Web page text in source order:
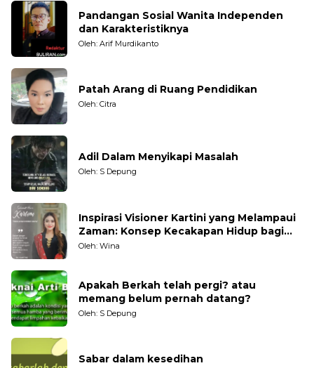
Pandangan Sosial Wanita Independen
dan Karakteristiknya
Oleh: Arif Murdikanto
Patah Arang di Ruang Pendidikan
Oleh: Citra
Adil Dalam Menyikapi Masalah
Oleh: S Depung
Inspirasi Visioner Kartini yang Melampaui
Zaman: Konsep Kecakapan Hidup bagi
Generasi Muda
Oleh: Wina
Apakah Berkah telah pergi? atau
memang belum pernah datang?
Oleh: S Depung
Sabar dalam kesedihan